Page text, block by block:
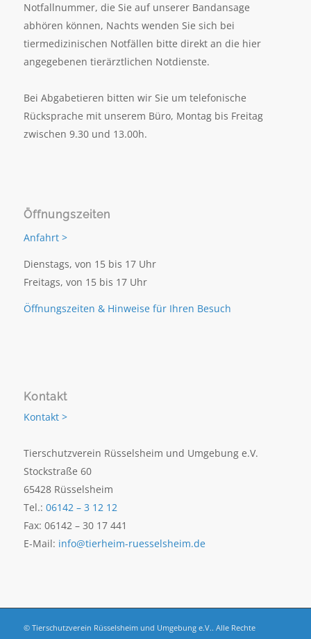
Notfallnummer, die Sie auf unserer Bandansage
abhören können, Nachts wenden Sie sich bei
tiermedizinischen Notfällen bitte direkt an die hier
angegebenen tierärztlichen Notdienste.
Bei Abgabetieren bitten wir Sie um telefonische
Rücksprache mit unserem Büro, Montag bis Freitag
zwischen 9.30 und 13.00h.
Öffnungszeiten
Anfahrt >
Dienstags, von 15 bis 17 Uhr
Freitags, von 15 bis 17 Uhr
Öffnungszeiten & Hinweise für Ihren Besuch
Kontakt
Kontakt >
Tierschutzverein Rüsselsheim und Umgebung e.V.
Stockstraße 60
65428 Rüsselsheim
Tel.: 06142 – 3 12 12
Fax: 06142 – 30 17 441
E-Mail: info@tierheim-ruesselsheim.de
© Tierschutzverein Rüsselsheim und Umgebung e.V.. Alle Rechte